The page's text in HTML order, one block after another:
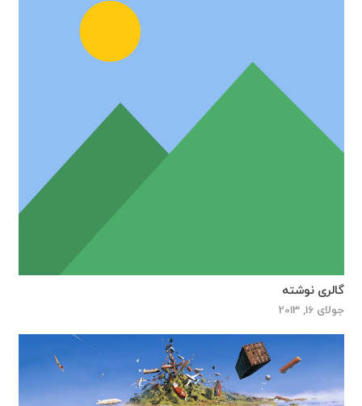
گالری نوشته
جولای 16, 2013